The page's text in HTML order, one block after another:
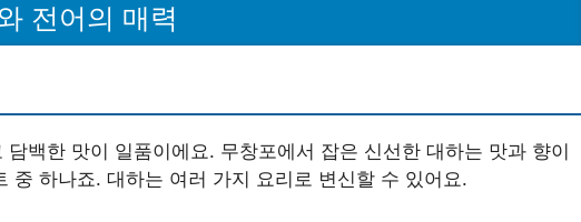
전어의 매력
백한 맛이 일품이에요. 무창포에서 잡은 신선한 대하는 맛과 향이
중 하나죠. 대하는 여러 가지 요리로 변신할 수 있어요.